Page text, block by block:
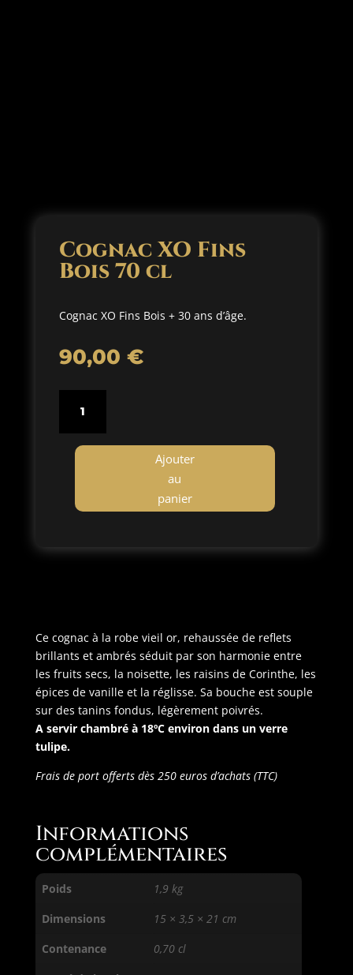
Cognac XO Fins
Bois 70 cl
Cognac XO Fins Bois + 30 ans d’âge.
90,00 €
Cognac
XO
Ajouter
au
panier
Ce cognac à la robe vieil or, rehaussée de reflets
brillants et ambrés séduit par son harmonie entre
les fruits secs, la noisette, les raisins de Corinthe, les
épices de vanille et la réglisse. Sa bouche est souple
sur des tanins fondus, légèrement poivrés.
A servir chambré à 18ºC environ dans un verre
tulipe.
Frais de port offerts dès 250 euros d’achats (TTC)
Informations
complémentaires
Poids
1,9 kg
Dimensions
15 × 3,5 × 21 cm
Contenance
0,70 cl